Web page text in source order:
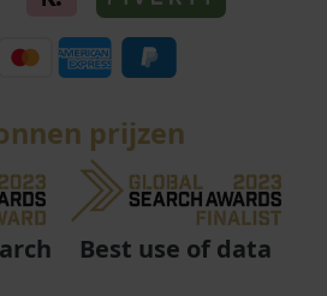
prijzen
Best use of data